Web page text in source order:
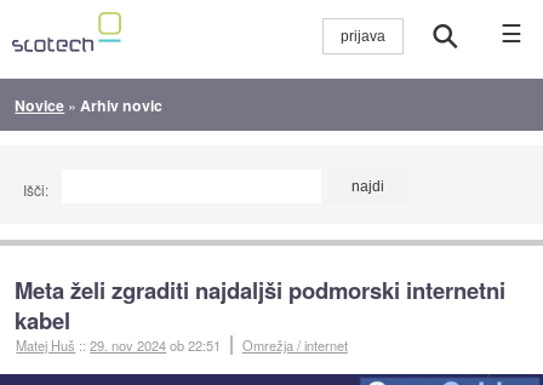
☰
Novice » Arhiv novic
Išči:
Meta želi zgraditi najdaljši podmorski internetni
kabel
Matej Huš ::29. nov 2024ob 22:51 Omrežja / internet